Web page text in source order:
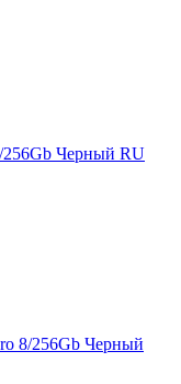
Черный RU
8/256Gb Черный